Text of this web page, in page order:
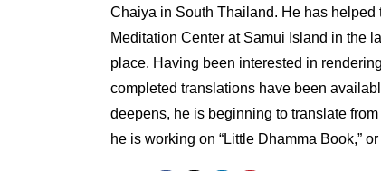
Chaiya in South Thailand. He has
Meditation Center at Samui Island in the
place. Having been interested in
completed translations have been
deepens, he is beginning to translate
he is working on “Little Dhamma Book,”